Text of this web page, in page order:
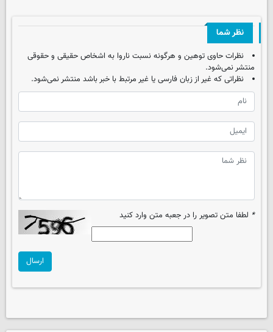
نظر شما
نظرات حاوی توهین و هرگونه نسبت ناروا به اشخاص حقیقی و حقوقی
منتشر نمی‌شود.
نظراتی که غیر از زبان فارسی یا غیر مرتبط با خبر باشد منتشر نمی‌شود.
* لطفا متن تصویر را در جعبه متن وارد کنید
ارسال